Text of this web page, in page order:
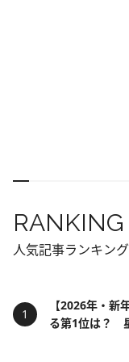
RANKING
人気記事ランキング
【2026年・新
る第1位は？